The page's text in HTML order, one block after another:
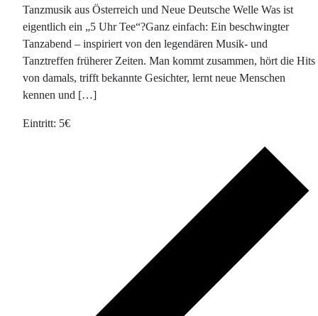
Tanzmusik aus Österreich und Neue Deutsche Welle Was ist
eigentlich ein „5 Uhr Tee“?Ganz einfach: Ein beschwingter
Tanzabend – inspiriert von den legendären Musik- und
Tanztreffen früherer Zeiten. Man kommt zusammen, hört die Hits
von damals, trifft bekannte Gesichter, lernt neue Menschen
kennen und […]
5€